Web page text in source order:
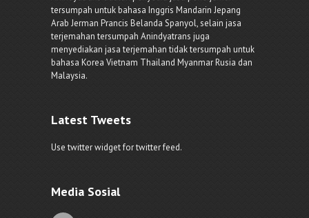
tersumpah untuk bahasa Inggris Mandarin Jepang
Arab Jerman Prancis Belanda Spanyol, selain jasa
terjemahan tersumpah Anindyatrans juga
menyediakan jasa terjemahan tidak tersumpah untuk
bahasa Korea Vietnam Thailand Myanmar Rusia dan
Malaysia.
Latest Tweets
Use twitter widget for twitter feed.
Media Sosial